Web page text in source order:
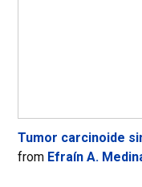
Tumor carcinoide
from Efraín A.